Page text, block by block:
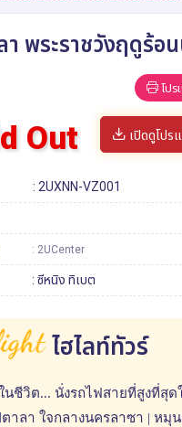
พระราชวังฤดูร้
โปร
Out เปิดดูโปร
: 2UXNN-VZ001
: 2UCenter
:ซีหนิง ทิเบต
ไฮไลท์ทัวร์
นชีวิต... นั่งรถไฟสายที่สูงที่สุ
ตาลา ใจกลางนครลาซา | ห